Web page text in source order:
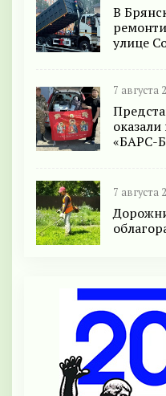
В
улице
7 августа
«БАРС-
7 августа